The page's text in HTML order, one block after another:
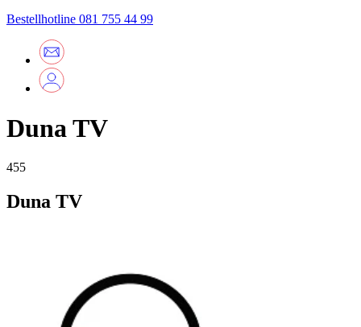
Bestellhotline 081 755 44 99
Duna TV
455
Duna TV